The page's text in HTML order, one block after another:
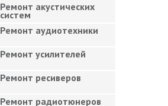
Ремонт акустических
систем
Ремонт аудиотехники
Ремонт усилителей
Ремонт ресиверов
Ремонт радиотюнеров